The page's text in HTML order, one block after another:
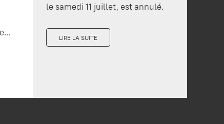
le samedi 11 juillet, est annulé.
LIRE LA SUITE